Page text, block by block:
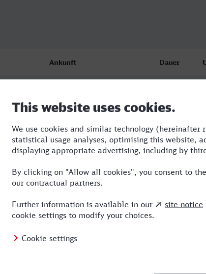
08-04 08:52
Ankunft Dauer
18.08.26
12:20
Hauptbahnhof, Passau
08:55
2:20 0
Hauptbahnhof, Passau
20:20